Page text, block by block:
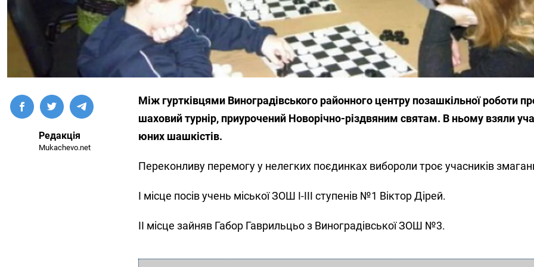
Редакція
Mukachevo.net
Між гуртківцями Виноградівського районного центру позашкільної роботи
шаховий турнір, приурочений Новорічно-різдвяним святам. В ньому взяли
юних шашкістів.
Переконливу перемогу у нелегких поєдинках вибороли троє учасників
І місце посів учень міської ЗОШ І-ІІІ ступенів №1 Віктор Дірей.
ІІ місце зайняв Габор Гаврильцьо з Виноградівської ЗОШ №3.